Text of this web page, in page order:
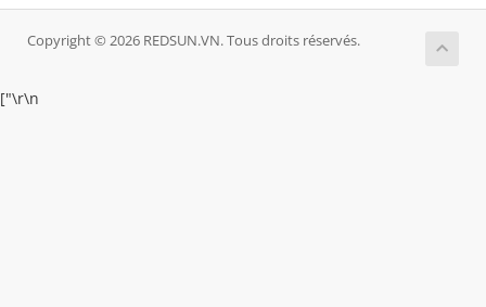
Copyright © 2026 REDSUN.VN. Tous droits réservés.
["\r\n